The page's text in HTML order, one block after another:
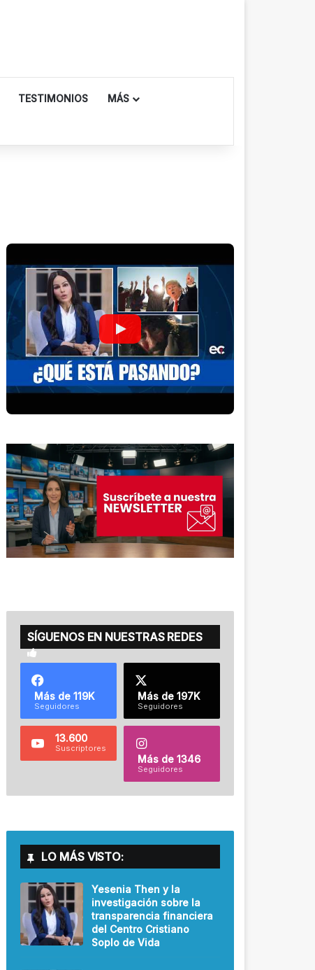
TESTIMONIOS MÁS
SÍGUENOS EN NUESTRAS REDES
Más de 119K
Seguidores
Más de 197K
Seguidores
13.600
Suscriptores
Más de 1346
Seguidores
LO MÁS VISTO:
Yesenia Then y la
investigación sobre la
transparencia financiera
del Centro Cristiano
Soplo de Vida